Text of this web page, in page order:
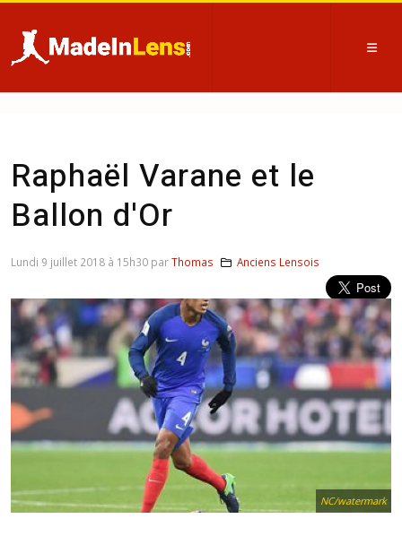
Raphaël Varane et le
Ballon d'Or
NC/watermark
Lundi 9 juillet 2018 à 15h30 parThomas Anciens Lensois